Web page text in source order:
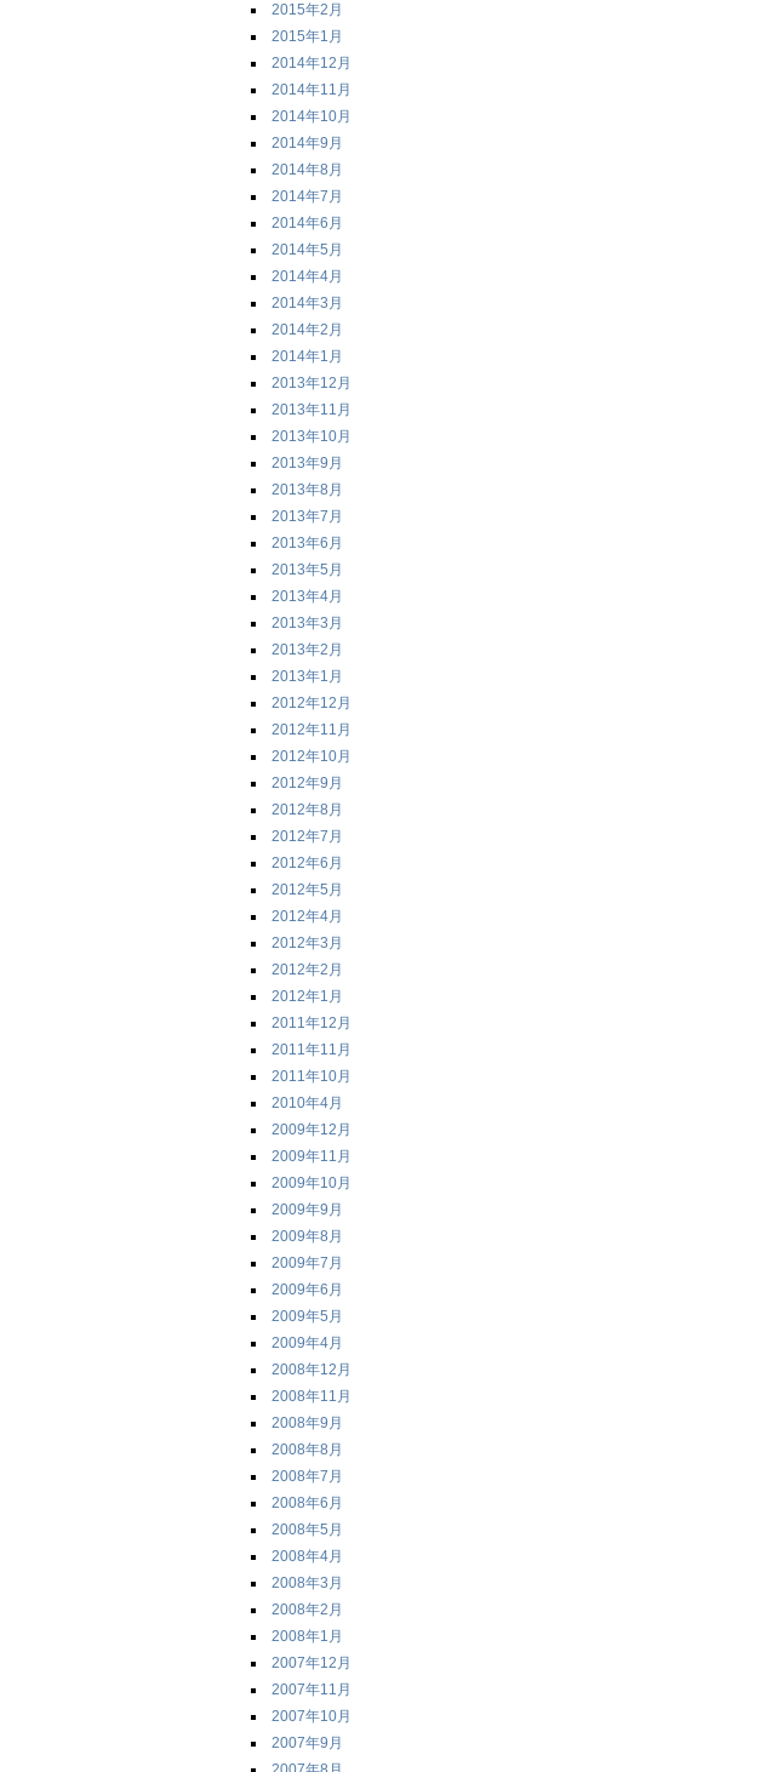
2015年2月
2015年1月
2014年12月
2014年11月
2014年10月
2014年9月
2014年8月
2014年7月
2014年6月
2014年5月
2014年4月
2014年3月
2014年2月
2014年1月
2013年12月
2013年11月
2013年10月
2013年9月
2013年8月
2013年7月
2013年6月
2013年5月
2013年4月
2013年3月
2013年2月
2013年1月
2012年12月
2012年11月
2012年10月
2012年9月
2012年8月
2012年7月
2012年6月
2012年5月
2012年4月
2012年3月
2012年2月
2012年1月
2011年12月
2011年11月
2011年10月
2010年4月
2009年12月
2009年11月
2009年10月
2009年9月
2009年8月
2009年7月
2009年6月
2009年5月
2009年4月
2008年12月
2008年11月
2008年9月
2008年8月
2008年7月
2008年6月
2008年5月
2008年4月
2008年3月
2008年2月
2008年1月
2007年12月
2007年11月
2007年10月
2007年9月